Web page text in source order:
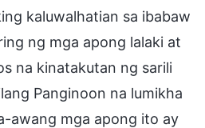
kaluwalhatian sa ibabaw
ng mga apong lalaki at
na kinatakutan ng sarili
Panginoon na lumikha
awang mga apong ito ay